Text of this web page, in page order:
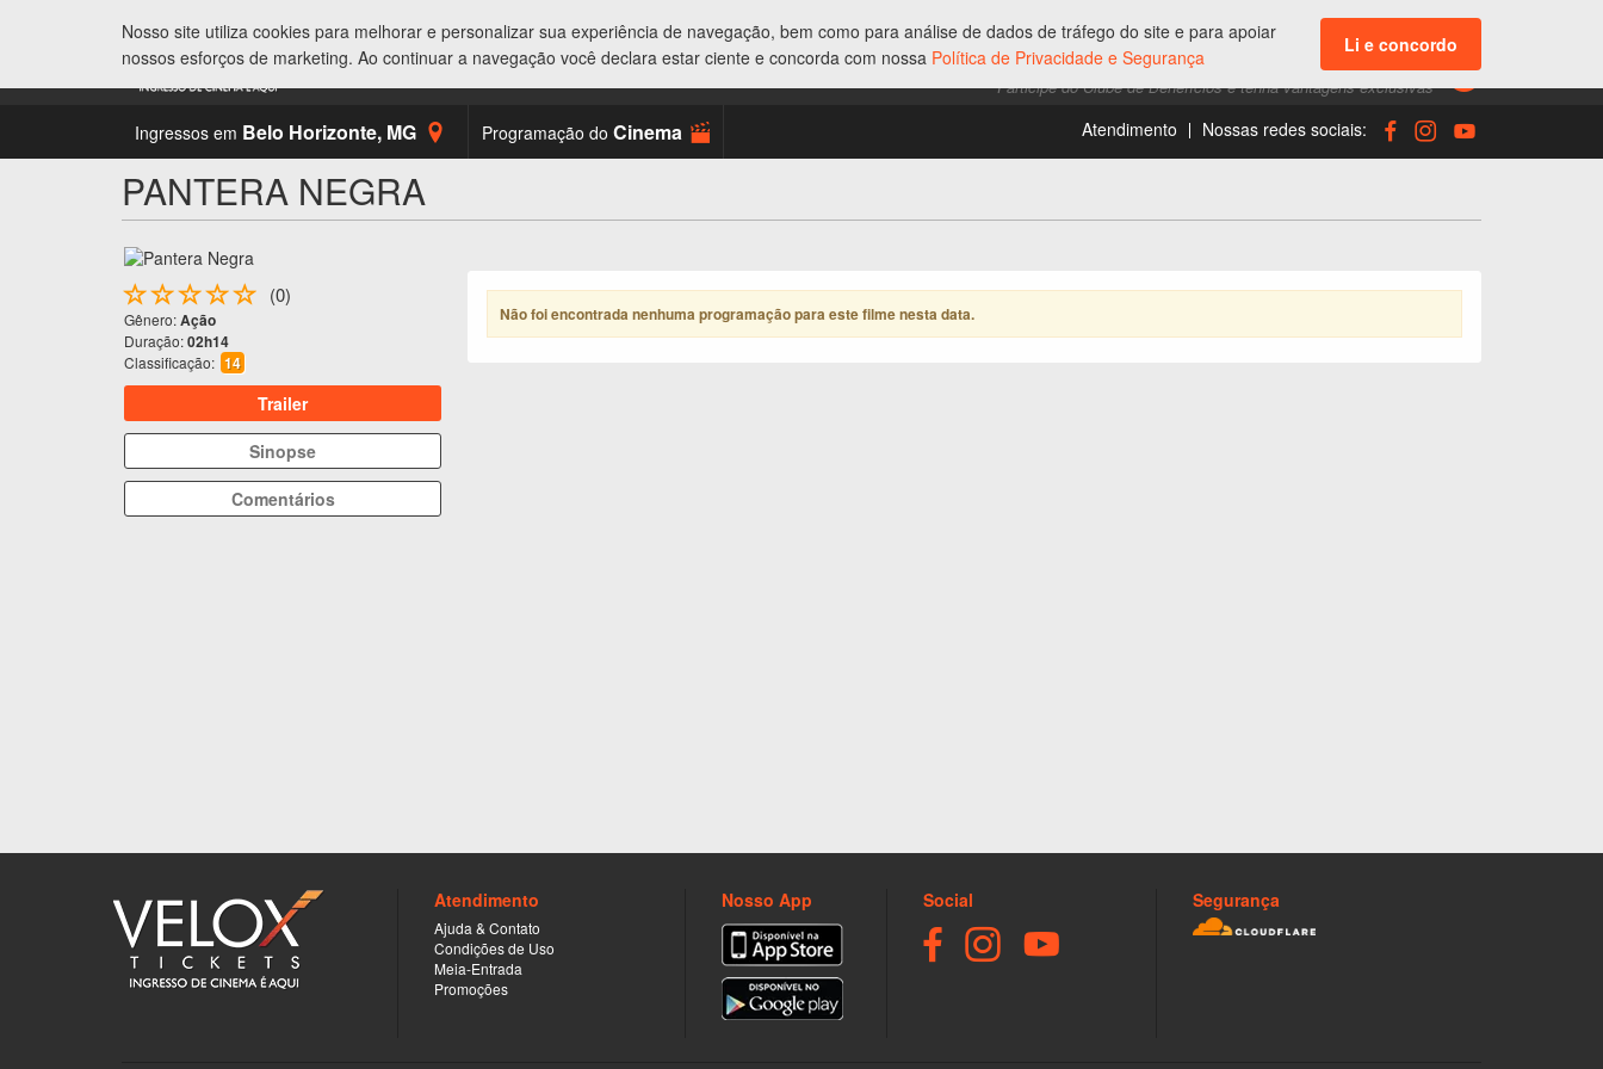
ENTRAR
Acesso aos seus dados e suas compras
CLUBE DE BENEFÍCIOS
Participe do Clube de Benefícios e tenha vantagens exclusivas
Ingressos em Belo Horizonte, MG Programação do Cinema Atendimento Nossas redes sociais:
PANTERA NEGRA
(0)
Gênero:Ação
Duração:02h14
Classificação: 14
Trailer
Sinopse
Comentários
Não foi encontrada nenhuma programação para este filme nesta data.
Atendimento
Ajuda & Contato
Condições de Uso
Meia-Entrada
Promoções
Nosso App Social Segurança
Nosso site utiliza cookies para melhorar e personalizar sua experiência de navegação, bem como para análise de dados de tráfego do site e para apoiar
nossos esforços de marketing. Ao continuar a navegação você declara estar ciente e concorda com nossa Política de Privacidade e Segurança
Li e concordo